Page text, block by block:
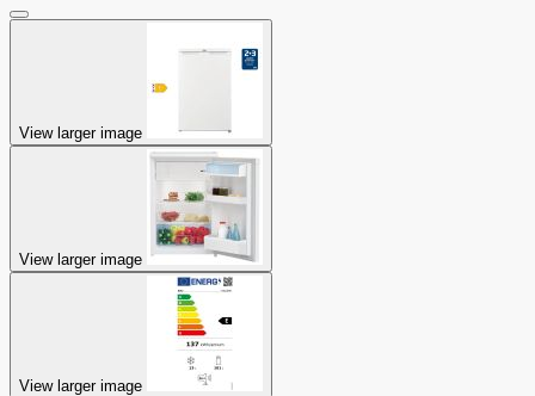
View larger image
View larger image
View larger image